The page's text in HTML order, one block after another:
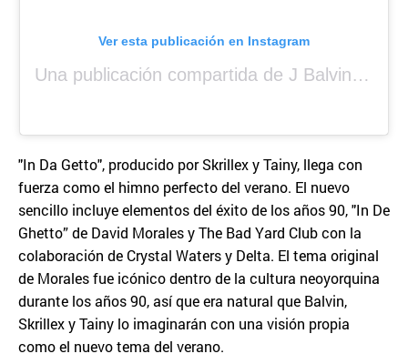
Ver esta publicación en Instagram
Una publicación compartida de J Balvin (@jbalvin)
"In Da Getto", producido por Skrillex y Tainy, llega con
fuerza como el himno perfecto del verano. El nuevo
sencillo incluye elementos del éxito de los años 90, "In De
Ghetto” de David Morales y The Bad Yard Club con la
colaboración de Crystal Waters y Delta. El tema original
de Morales fue icónico dentro de la cultura neoyorquina
durante los años 90, así que era natural que Balvin,
Skrillex y Tainy lo imaginarán con una visión propia
como el nuevo tema del verano.